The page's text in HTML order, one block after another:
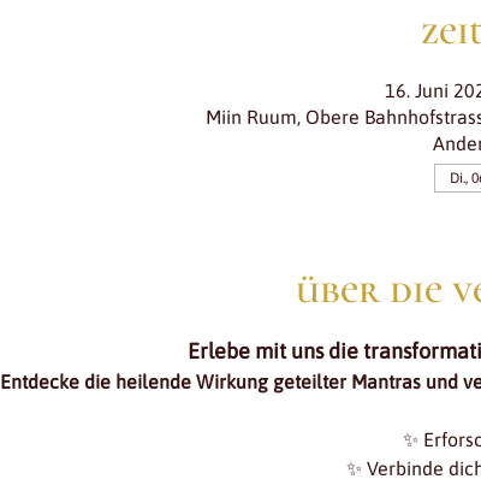
16. Juni
Miin Ruum, Obere
Di.,
über die
Erlebe mit uns die
Entdecke die heilende Wirkung geteilter Mantras und
✨
✨ Verbinde